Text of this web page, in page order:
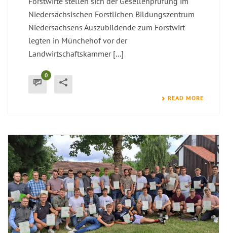
Niedersächsischen Forstlichen Bildungszentrum
Niedersachsens Auszubildende zum Forstwirt
legten in Münchehof vor der
Landwirtschaftskammer [...]
0
READ MORE